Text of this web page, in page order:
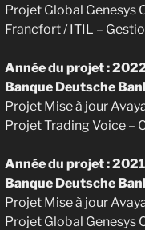
Projet Global Genesys
Francfort / ITIL –
Année du projet :
Banque Deutsche
Projet Mise à jour
Projet Trading Voice –
Année du projet : 2021
Banque Deutsche
Projet Mise à jour
Projet Global Genesys